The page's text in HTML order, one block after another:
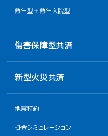
熟年型＋熟年入院型
傷害保障型共済
新型火災共済
地震特約
掛金シミュレーション